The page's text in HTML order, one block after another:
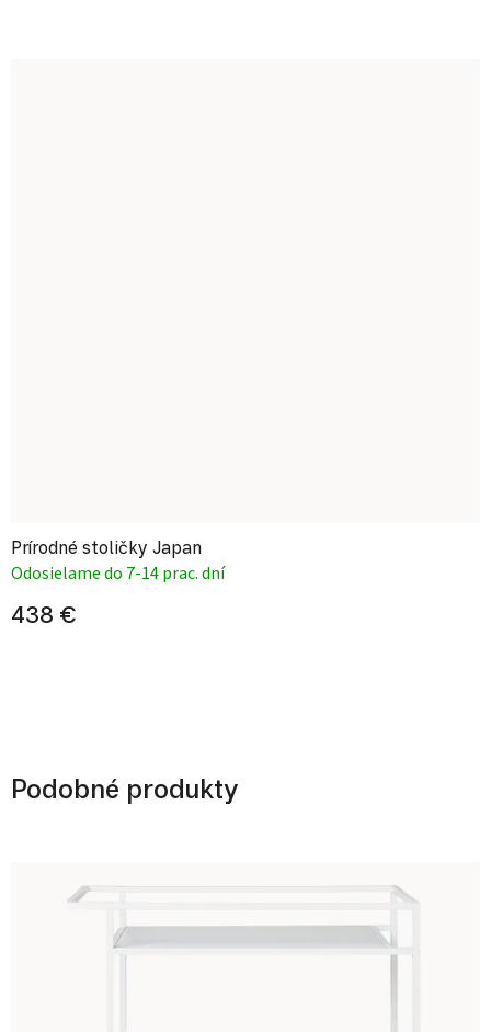
Prírodné stoličky Japan
Odosielame do 7-14 prac. dní
438 €
Podobné produkty